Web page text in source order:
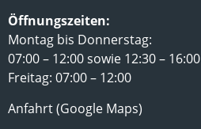
Öffnungszeiten:
Montag bis Donnerstag:
07:00 – 12:00 sowie 12:30 – 16:00
Freitag: 07:00 – 12:00
Anfahrt (Google Maps)